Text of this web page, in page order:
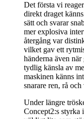
Det första vi
direkt draget
sätt och svarar
mer explosiva
återgång var
vilket gav ett
händerna även
tydlig känsla av
maskinen känns
snarare ren, rå
Under längre
Concept2:s styrka